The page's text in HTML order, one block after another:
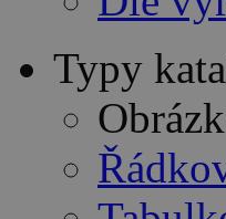
Typy